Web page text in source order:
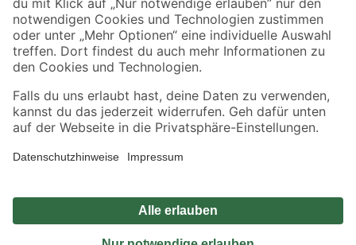
Jetzt die toom-App herunterladen
Alle Preisangaben in EUR inkl. gesetzl. MwSt.. Die dargestellten Angebote sind unter
Umständen nicht in allen Märkten verfügbar. Die angegebenen Verfügbarkeiten beziehen
Produkte nur solange der Vorrat reicht.
*Paketversand ab 59 € versandkostenfrei, gilt nicht für Artikel mit Speditionsversand, hier
Privatsphäre Impressum
Nutzungsbedingungen
Widerrufsrecht
Vertrag widerrufen